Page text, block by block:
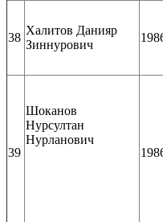
38
Халитов Данияр
Зиннурович
39
Шоканов
Нурсултан
Нурланович